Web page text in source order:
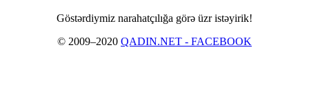
Göstərdiymiz narahatçılığa görə üzr istəyirik!
© 2009–2020 QADIN.NET - FACEBOOK